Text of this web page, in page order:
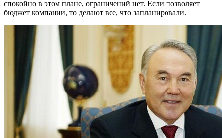
спокойно в этом плане, ограничений нет. Если позволяет
бюджет компании, то делают все, что запланировали.